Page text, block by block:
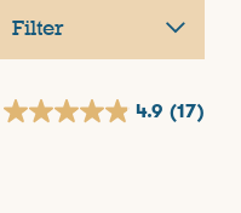
Filter
4.9 (17)